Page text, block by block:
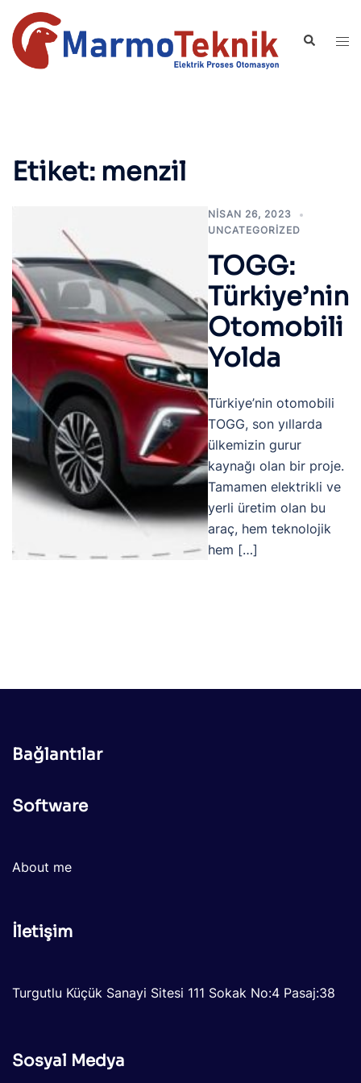
İçeriğe
atla
Search
Etiket: menzil
NISAN 26, 2023
UNCATEGORIZED
TOGG:
Türkiye’nin
Otomobili
Yolda
Türkiye’nin otomobili
TOGG, son yıllarda
ülkemizin gurur
kaynağı olan bir proje.
Tamamen elektrikli ve
yerli üretim olan bu
araç, hem teknolojik
hem […]
Bağlantılar
Software
About me
İletişim
Turgutlu Küçük Sanayi Sitesi 111 Sokak No:4 Pasaj:38
Sosyal Medya